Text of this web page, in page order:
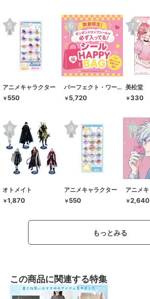
アニメキャラクター
￥ 550
パーフェクト・ワールド・トーキョー
￥ 5,720
美松堂
￥330
オトメイト
￥1,870
アニメキャラクター
￥ 550
アニメ
￥2,640
もっとみる
この商品に関連する特集